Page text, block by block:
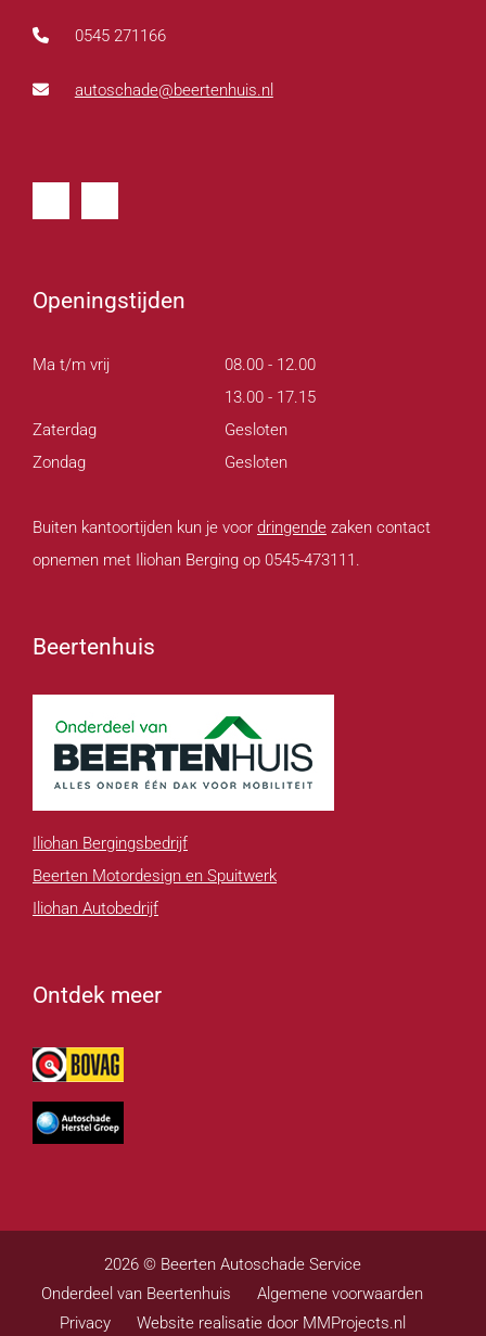
0545 271166
autoschade@beertenhuis.nl
Openingstijden
Ma t/m vrij
08.00 - 12.00
13.00 - 17.15
Zaterdag
Gesloten
Zondag
Gesloten
Buiten kantoortijden kun je voor dringende zaken contact
opnemen met Iliohan Berging op 0545-473111.
Beertenhuis
Iliohan Bergingsbedrijf
Beerten Motordesign en Spuitwerk
Iliohan Autobedrijf
Ontdek meer
2026 © Beerten Autoschade Service
Onderdeel van Beertenhuis
Algemene voorwaarden
Privacy
Website realisatie door MMProjects.nl